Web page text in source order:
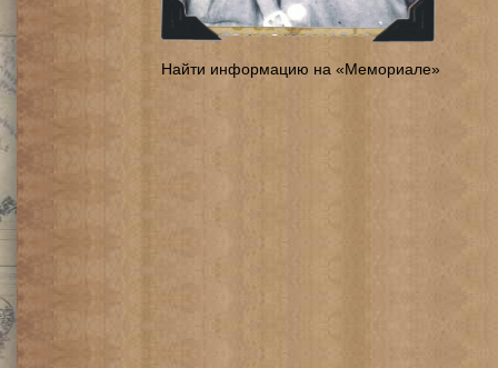
Найти информацию на «Мемориале»